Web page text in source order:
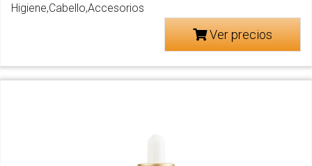
Higiene,Cabello,Accesorios
Ver precios